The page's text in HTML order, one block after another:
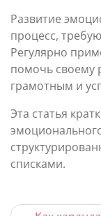
Развитие
процесс,
Регулярно
помочь своему
грамотным и
Эта статья
списками.